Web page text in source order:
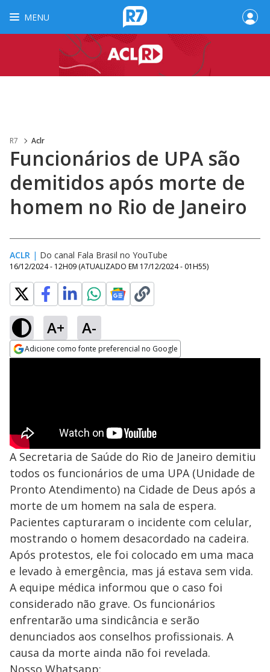
MENU
R7 Aclr
Funcionários de UPA são
demitidos após morte de
homem no Rio de Janeiro
ACLR | Do canal Fala Brasil no YouTube
16/12/2024 - 12H09 (ATUALIZADO EM 17/12/2024 - 01H55)
A+ A-
Adicione como fonte preferencial no Google
A Secretaria de Saúde do Rio de Janeiro demitiu
todos os funcionários de uma UPA (Unidade de
Pronto Atendimento) na Cidade de Deus após a
morte de um homem na sala de espera.
Pacientes capturaram o incidente com celular,
mostrando o homem desacordado na cadeira.
Após protestos, ele foi colocado em uma maca
e levado à emergência, mas já estava sem vida.
A equipe médica informou que o caso foi
considerado não grave. Os funcionários
enfrentarão uma sindicância e serão
denunciados aos conselhos profissionais. A
causa da morte ainda não foi revelada.
Nosso Whatsapp: